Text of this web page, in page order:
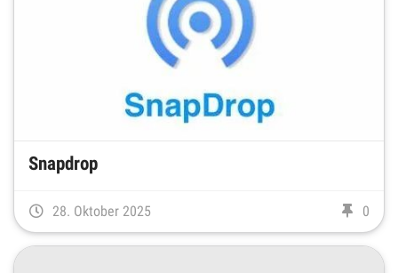
Snapdrop
0
28. Oktober 2025